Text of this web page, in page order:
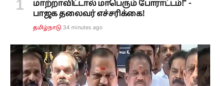
மாற்றாவிட்டால் மாபெரும் போராட்டம்!" -
பாஜக தலைவர் எச்சரிக்கை!
தமிழ்நாடு 34 minutes ago